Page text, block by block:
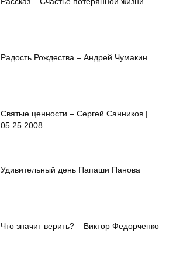
Радость Рождества – Андрей Чумакин
Святые ценности – Сергей Санников |
05.25.2008
Удивительный день Папаши Панова
Что значит верить? – Виктор Федорченко